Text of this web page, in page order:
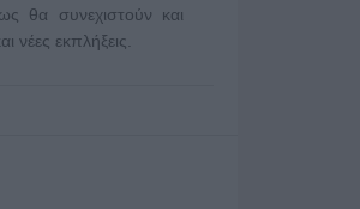
θα συνεχιστούν και
νέες εκπλήξεις.